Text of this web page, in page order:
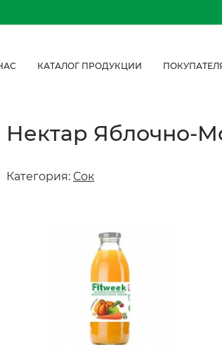
КАТАЛОГ ПРОДУКЦИИ
Нектар Яблочно-
Категория: Сок